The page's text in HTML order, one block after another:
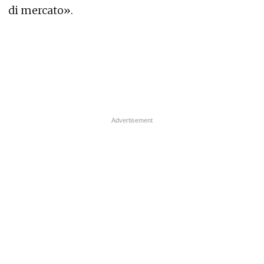
di mercato».